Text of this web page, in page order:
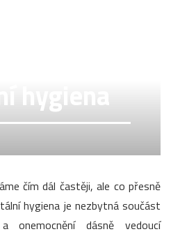
čím dál častěji, ale co přesně
hygiena je nezbytná součást
onemocnění dásně vedoucí
hygiena